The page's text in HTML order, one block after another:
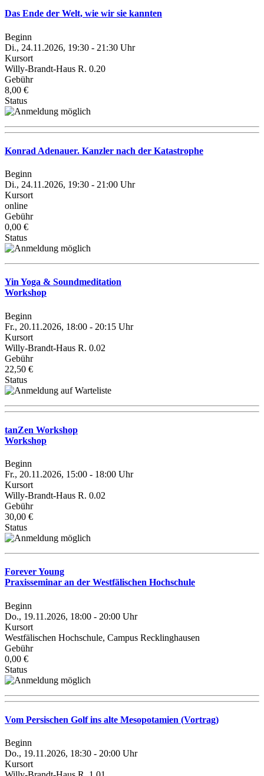
Das Ende der Welt, wie wir sie kannten
Beginn
Di., 24.11.2026, 19:30 - 21:30 Uhr
Kursort
Willy-Brandt-Haus R. 0.20
Gebühr
8,00 €
Status
Konrad Adenauer. Kanzler nach der Katastrophe
Beginn
Di., 24.11.2026, 19:30 - 21:00 Uhr
Kursort
online
Gebühr
0,00 €
Status
Yin Yoga & Soundmeditation
Workshop
Beginn
Fr., 20.11.2026, 18:00 - 20:15 Uhr
Kursort
Willy-Brandt-Haus R. 0.02
Gebühr
22,50 €
Status
tanZen Workshop
Workshop
Beginn
Fr., 20.11.2026, 15:00 - 18:00 Uhr
Kursort
Willy-Brandt-Haus R. 0.02
Gebühr
30,00 €
Status
Forever Young
Praxisseminar an der Westfälischen Hochschule
Beginn
Do., 19.11.2026, 18:00 - 20:00 Uhr
Kursort
Westfälischen Hochschule, Campus Recklinghausen
Gebühr
0,00 €
Status
Vom Persischen Golf ins alte Mesopotamien (Vortrag)
Beginn
Do., 19.11.2026, 18:30 - 20:00 Uhr
Kursort